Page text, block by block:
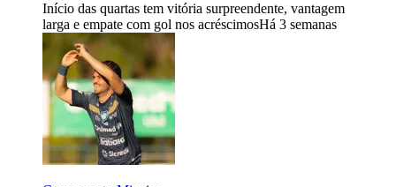
Início das quartas tem vitória surpreendente, vantagem
larga e empate com gol nos acréscimosHá 3 semanas